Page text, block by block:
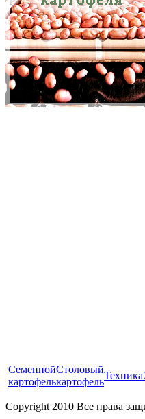
Cеменной
картофель
Столовый
картофель
Техника
Copyright 2010 Все права